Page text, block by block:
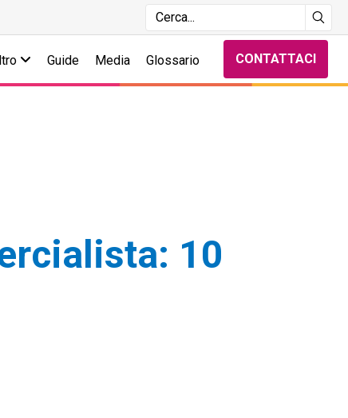
Guide Media Glossario CONTATTACI
10